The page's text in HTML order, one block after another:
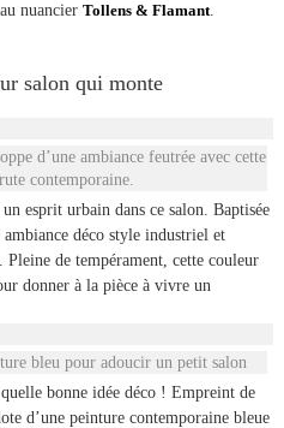
nuancier Tollens & Flamant.
salon qui monte
d’une ambiance feutrée avec cette
contemporaine.
esprit urbain dans ce salon. Baptisée
déco style industriel et
Pleine de tempérament, cette couleur
donner à la pièce à vivre un
bleu pour adoucir un petit salon
bonne idée déco ! Empreint de
d’une peinture contemporaine bleue